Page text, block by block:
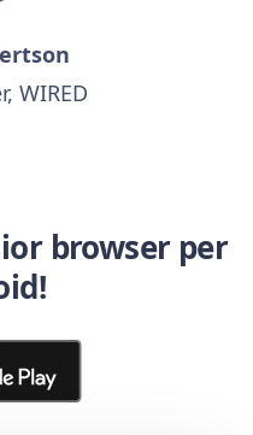
WIRED
browser per